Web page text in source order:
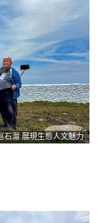
滬 展現生態人文魅力